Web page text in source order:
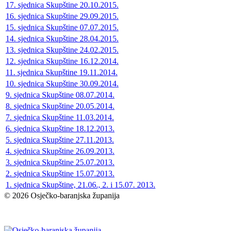
17. sjednica Skupštine 20.10.2015.
16. sjednica Skupštine 29.09.2015.
15. sjednica Skupštine 07.07.2015.
14. sjednica Skupštine 28.04.2015.
13. sjednica Skupštine 24.02.2015.
12. sjednica Skupštine 16.12.2014.
11. sjednica Skupštine 19.11.2014.
10. sjednica Skupštine 30.09.2014.
9. sjednica Skupštine 08.07.2014.
8. sjednica Skupštine 20.05.2014.
7. sjednica Skupštine 11.03.2014.
6. sjednica Skupštine 18.12.2013.
5. sjednica Skupštine 27.11.2013.
4. sjednica Skupštine 26.09.2013.
3. sjednica Skupštine 25.07.2013.
2. sjednica Skupštine 15.07.2013.
1. sjednica Skupštine, 21.06., 2. i 15.07. 2013.
© 2026 Osječko-baranjska županija